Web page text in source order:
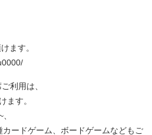
ます。
利用は、
ます。
カードゲーム、ボードゲームなどもご